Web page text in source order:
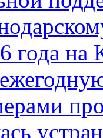
года на